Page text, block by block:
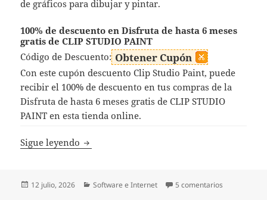
de gráficos para dibujar y pintar.
100% de descuento en Disfruta de hasta 6 meses
gratis de CLIP STUDIO PAINT
Código de Descuento: Obtener Cupón
Con este cupón descuento Clip Studio Paint, puede
recibir el 100% de descuento en tus compras de la
Disfruta de hasta 6 meses gratis de CLIP STUDIO
PAINT en esta tienda online.
Sigue leyendo Códigos Descuento Clip Studio Paint
Publicado
12 julio, 2026 Categorías
Software e Internet 5 comentarios